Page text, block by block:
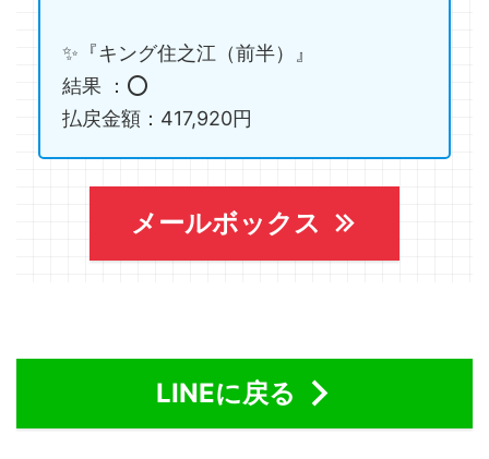
✨『キング住之江（前半）』
結果 ：⭕️
払戻金額：417,920円
メールボックス
LINEに戻る